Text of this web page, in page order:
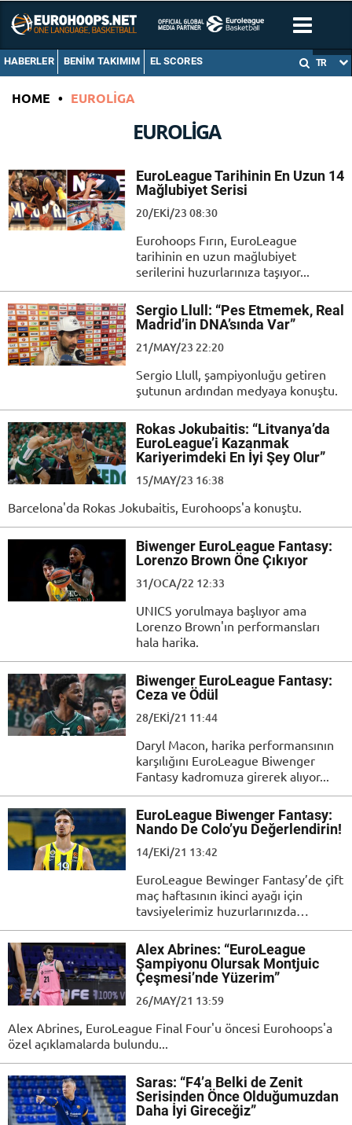
HABERLER BENIM TAKIMIM EL SCORES TR
HOME • EUROLIGA
EUROLIGA
EuroLeague Tarihinin En Uzun 14
Mağlubiyet Serisi
20/EKI/23 08:30
Eurohoops Fırın, EuroLeague
tarihinin en uzun mağlubiyet
serilerini huzurlarınıza taşıyor...
Sergio Llull: “Pes Etmemek, Real
Madrid’in DNA’sında Var”
21/MAY/23 22:20
Sergio Llull, şampiyonluğu getiren
şutunun ardından medyaya konuştu.
Rokas Jokubaitis: “Litvanya’da
EuroLeague’i Kazanmak
Kariyerimdeki En İyi Şey Olur”
15/MAY/23 16:38
Barcelona'da Rokas Jokubaitis, Eurohoops'a konuştu.
Biwenger ΕuroLeague Fantasy:
Lorenzo Brown Öne Çıkıyor
31/OCA/22 12:33
UNICS yorulmaya başlıyor ama
Lorenzo Brown'ın performansları
hala harika.
Biwenger ΕuroLeague Fantasy:
Ceza ve Ödül
28/EKI/21 11:44
Daryl Macon, harika performansının
karşılığını EuroLeague Biwenger
Fantasy kadromuza girerek alıyor...
EuroLeague Biwenger Fantasy:
Nando De Colo’yu Değerlendirin!
14/EKI/21 13:42
EuroLeague Bewinger Fantasy’de çift
maç haftasının ikinci ayağı için
tavsiyelerimiz huzurlarınızda…
Alex Abrines: “EuroLeague
Şampiyonu Olursak Montjuic
Çeşmesi’nde Yüzerim”
26/MAY/21 13:59
Alex Abrines, EuroLeague Final Four'u öncesi Eurohoops'a
özel açıklamalarda bulundu...
Saras: “F4’a Belki de Zenit
Serisinden Önce Olduğumuzdan
Daha İyi Gireceğiz”